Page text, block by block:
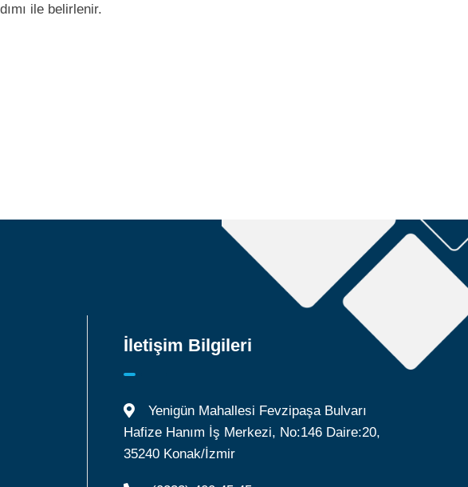
ile belirlenir.
İletişim Bilgileri
Yenigün Mahallesi Fevzipaşa Bulvarı
Hafize Hanım İş Merkezi, No:146 Daire:20,
35240 Konak/İzmir